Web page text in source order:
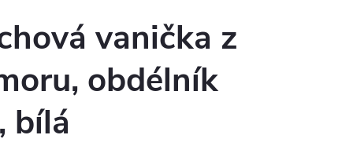
vanička z
obdélník
bílá